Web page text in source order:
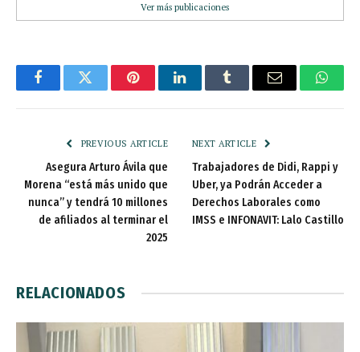
Ver más publicaciones
FacebookTwitter PinterestLinkedInTumblr Email
PREVIOUS ARTICLE
Asegura Arturo Ávila que
Morena “está más unido que
nunca” y tendrá 10 millones
de afiliados al terminar el
2025
NEXT ARTICLE
Trabajadores de Didi, Rappi y
Uber, ya Podrán Acceder a
Derechos Laborales como
IMSS e INFONAVIT: Lalo Castillo
RELACIONADOS